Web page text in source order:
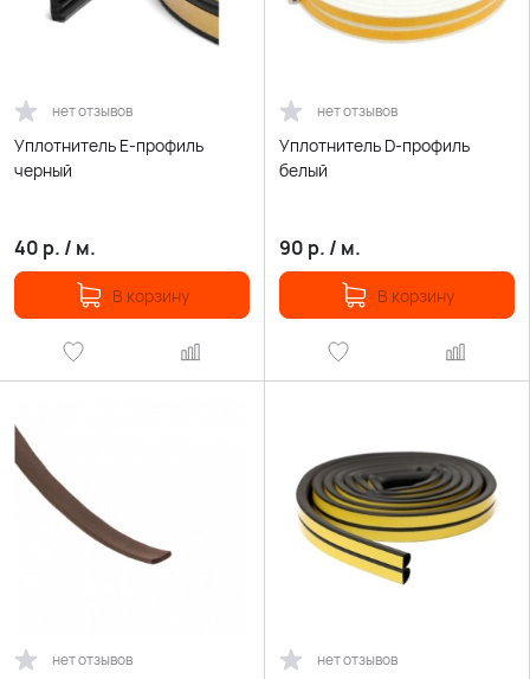
нет отзывов
Уплотнитель Е-профиль
черный
40 р. / м.
В корзину
нет отзывов
Уплотнитель D-профиль
белый
90 р. / м.
В корзину
нет отзывов нет отзывов